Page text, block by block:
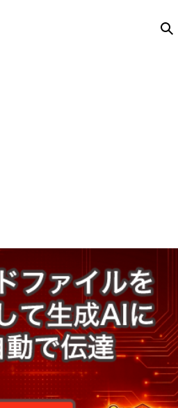
検